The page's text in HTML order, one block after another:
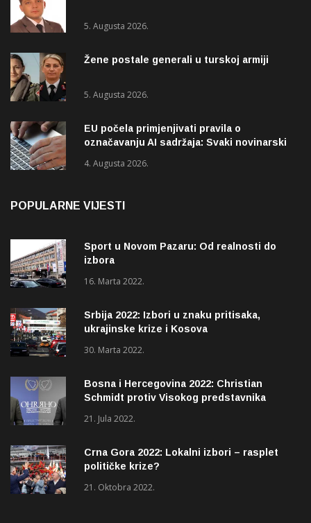
5. Augusta 2026.
Žene postale generali u turskoj armiji
5. Augusta 2026.
EU počela primjenjivati pravila o
označavanju AI sadržaja: Svaki novinarski
4. Augusta 2026.
POPULARNE VIJESTI
Sport u Novom Pazaru: Od realnosti do
izbora
16. Marta 2022.
Srbija 2022: Izbori u znaku pritisaka,
ukrajinske krize i Kosova
30. Marta 2022.
Bosna i Hercegovina 2022: Christian
Schmidt protiv Visokog predstavnika
21. Jula 2022.
Crna Gora 2022: Lokalni izbori – rasplet
političke krize?
21. Oktobra 2022.